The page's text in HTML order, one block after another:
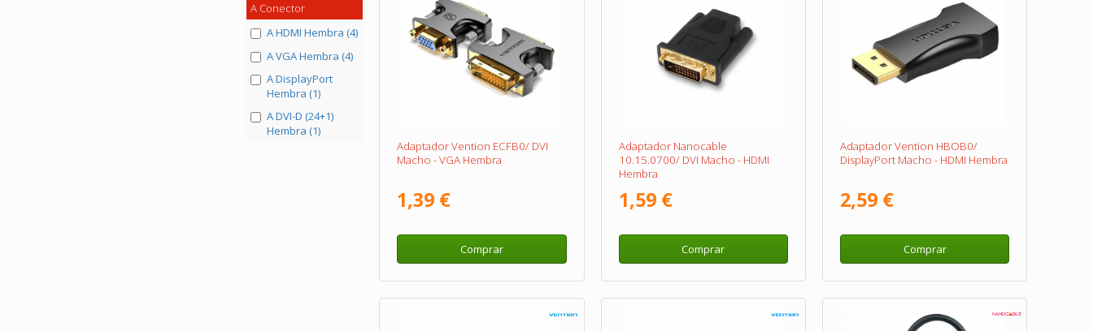
A Conector
A HDMI Hembra (4)
A VGA Hembra (4)
A DisplayPort
Hembra (1)
A DVI-D (24+1)
Hembra (1)
Adaptador Vention ECFB0/ DVI
Macho - VGA Hembra
1,39 €
Comprar
Adaptador Nanocable
10.15.0700/ DVI Macho - HDMI
Hembra
1,59 €
Comprar
Adaptador Vention HBOB0/
DisplayPort Macho - HDMI Hembra
2,59 €
Comprar